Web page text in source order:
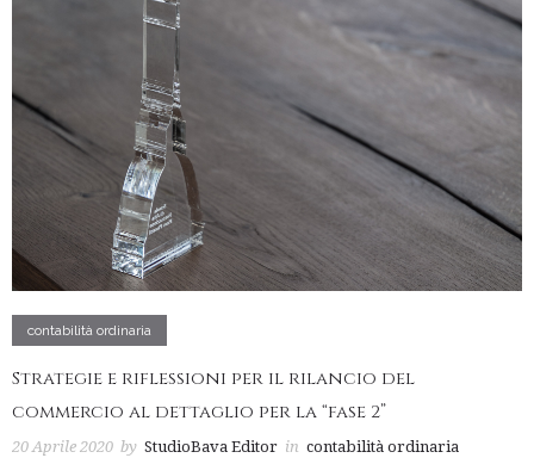
contabilità ordinaria
Strategie e riflessioni per il rilancio del
commercio al dettaglio per la “fase 2”
20 Aprile 2020 by StudioBava Editor in contabilità ordinaria